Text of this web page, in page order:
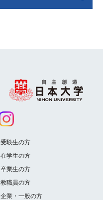
受験生の方
在学生の方
卒業生の方
教職員の方
企業・一般の方